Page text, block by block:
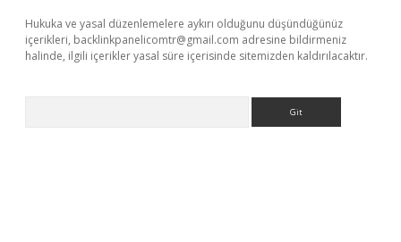
Hukuka ve yasal düzenlemelere aykırı olduğunu düşündüğünüz
içerikleri, backlinkpanelicomtr@gmail.com adresine bildirmeniz
halinde, ilgili içerikler yasal süre içerisinde sitemizden kaldırılacaktır.